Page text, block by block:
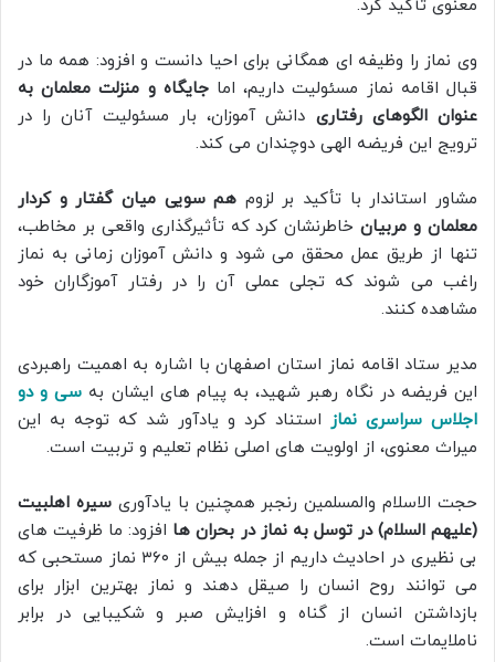
معنوی تأکید کرد.
وی نماز را وظیفه ای همگانی برای احیا دانست و افزود: همه ما در
قبال اقامه نماز مسئولیت داریم، اماجایگاه و منزلت معلمان به
عنوان الگوهای رفتاری دانش آموزان، بار مسئولیت آنان را در
ترویج این فریضه الهی دوچندان می کند.
مشاور استاندار با تأکید بر لزوم هم سویی میان گفتار و کردار
معلمان و مربیانخاطرنشان کرد که تأثیرگذاری واقعی بر مخاطب،
تنها از طریق عمل محقق می شود و دانش آموزان زمانی به نماز
راغب می شوند که تجلی عملی آن را در رفتار آموزگاران خود
مشاهده کنند.
مدیر ستاد اقامه نماز استان اصفهان با اشاره به اهمیت راهبردی
این فریضه در نگاه رهبر شهید، به پیام های ایشان به سی و دو
اجلاس سراسری نماز استناد کرد و یادآور شد که توجه به این
میراث معنوی، از اولویت های اصلی نظام تعلیم و تربیت است.
حجت الاسلام والمسلمین رنجبر همچنین با یادآوری سیره اهلبیت
(علیهم السلام) در توسل به نماز در بحران ها افزود: ما ظرفیت های
بی نظیری در احادیث داریم از جمله بیش از ۳۶۰ نماز مستحبی که
می توانند روح انسان را صیقل دهند و نماز بهترین ابزار برای
بازداشتن انسان از گناه و افزایش صبر و شکیبایی در برابر
ناملایمات است.